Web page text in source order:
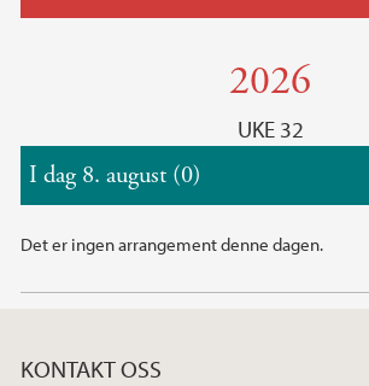
2026
UKE 32
I dag 8. august (0)
Det er ingen arrangement denne dagen.
KONTAKT OSS